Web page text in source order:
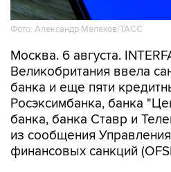
Фото: Александр Мелехов/ТАСС
Москва. 6 августа.
Великобритания ввела
банка и еще пяти
Росэксимбанка, банка
банка, банка Ставр и
из сообщения
финансовых санкций